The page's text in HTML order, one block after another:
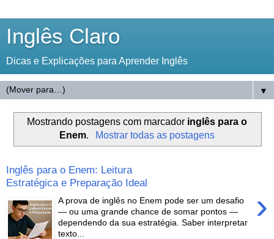
Inglês Claro
Dicas e Explicações para Aprender Inglês
▼
Mostrando postagens com marcador inglês para o
Enem. Mostrar todas as postagens
Inglês para o Enem: Leitura
Estratégica e Preparação Ideal
›
A prova de inglês no Enem pode ser um desafio
— ou uma grande chance de somar pontos —
dependendo da sua estratégia. Saber interpretar
texto...